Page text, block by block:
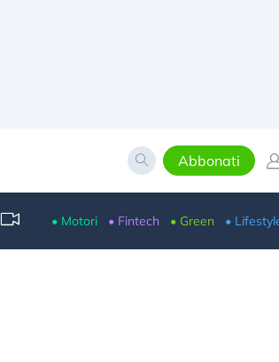
Abbonati
• Motori • Fintech • Green •